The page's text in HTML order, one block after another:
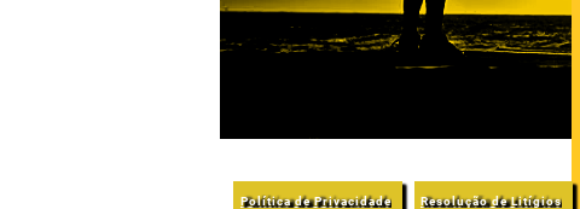
Política de Privacidade Resolução de Litígios